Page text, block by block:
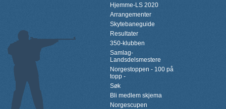
Hjemme-LS 2020
Arrangementer
Skytebaneguide
Resultater
350-klubben
Samlag-
Landsdelsmestere
Norgestoppen - 100 på
topp -
Søk
Bli medlem skjema
Norgescupen